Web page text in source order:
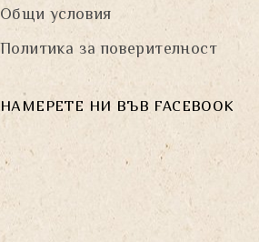
Общи условия
Политика за поверителност
НАМЕРЕТЕ НИ ВЪВ FACEBOOK